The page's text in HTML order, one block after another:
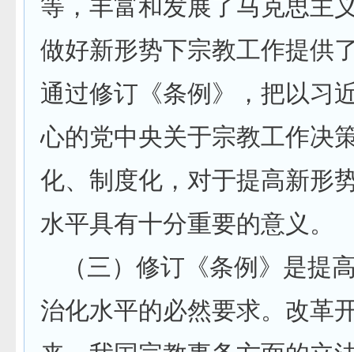
等，丰富和发展了马克思主
做好新形势下宗教工作提供
通过修订《条例》，把以习
心的党中央关于宗教工作决
化、制度化，对于提高新形
水平具有十分重要的意义。
（三）修订《条例》是提
治化水平的必然要求。改革